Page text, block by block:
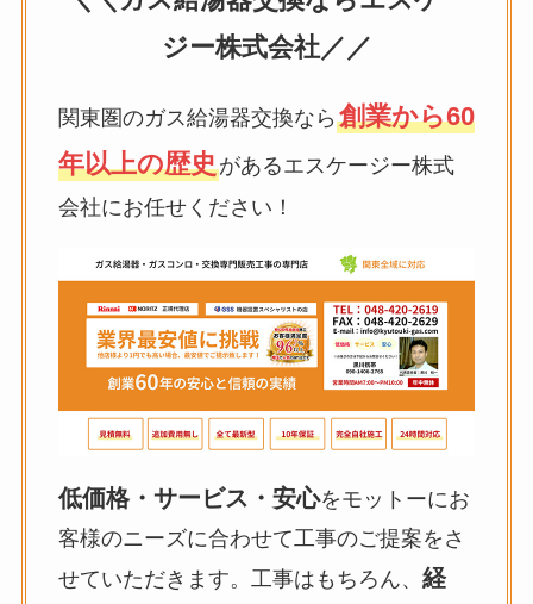
ジー株式会社／／
関東圏のガス給湯器交換なら 創業から60
年以上の歴史があるエスケージー株式
会社にお任せください！
低価格・サービス・安心をモットーにお
客様のニーズに合わせて工事のご提案をさ
せていただきます。工事はもちろん、 経